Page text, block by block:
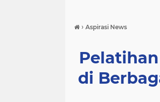
hukum & kriminal
› Aspirasi News
di